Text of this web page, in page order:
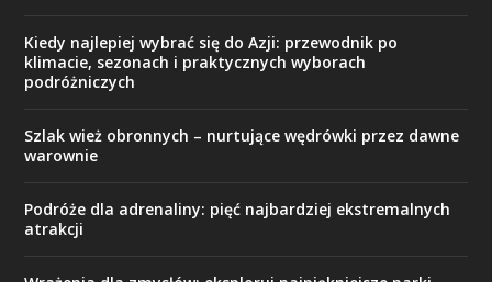
Kiedy najlepiej wybrać się do Azji: przewodnik po
klimacie, sezonach i praktycznych wyborach
podróżniczych
Szlak wież obronnych – nurtujące wędrówki przez dawne
warownie
Podróże dla adrenaliny: pięć najbardziej ekstremalnych
atrakcji